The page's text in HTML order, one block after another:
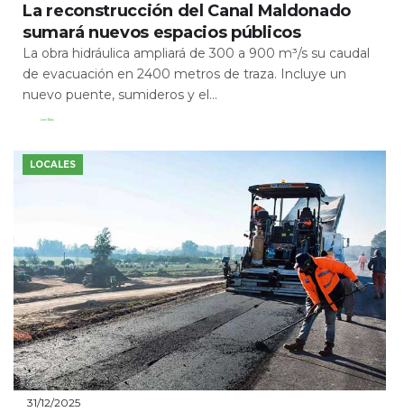
La reconstrucción del Canal Maldonado
sumará nuevos espacios públicos
La obra hidráulica ampliará de 300 a 900 m³/s su caudal
de evacuación en 2400 metros de traza. Incluye un
nuevo puente, sumideros y el...
Leer Más
LOCALES
31/12/2025